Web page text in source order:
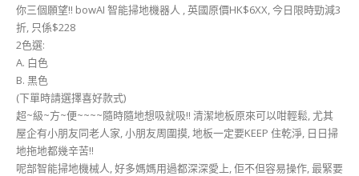
你三個願望!! bowAI 智能掃地機器人 , 英國原價HK$6XX, 今日限時勁減3
折, 只係$228
2色選:
A. 白色
B. 黑色
(下單時請選擇喜好款式)
超~級~方~便~~~~隨時隨地想吸就吸!! 清潔地板原來可以咁輕鬆, 尤其
屋企有小朋友同老人家, 小朋友周圍摸, 地板一定要KEEP 住乾淨, 日日掃
地拖地都幾辛苦!!
呢部智能掃地機械人, 好多媽媽用過都深深愛上, 佢不但容易操作, 最緊要